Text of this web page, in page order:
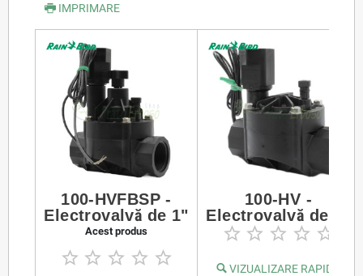
IMPRIMARE
100-HVFBSP -
Electrovalvă de 1"
Acest produs
    
100-HV -
Electrovalvă de 1"
    
VIZUALIZARE RAPIDĂ